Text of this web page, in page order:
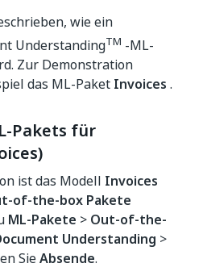
wie ein
UnderstandingTM -ML-
Zur Demonstration
das ML-Paket Invoices .
Pakets für
ist das Modell Invoices
of-the-box Pakete
ML-Pakete > Out-of-the-
Understanding >
SieAbsende.